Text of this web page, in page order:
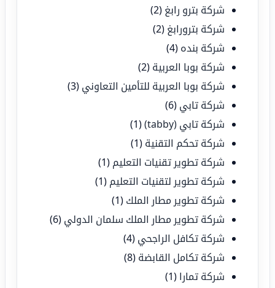
شركة بترو رابغ (2)
شركة بترورابغ (2)
شركة بنده (4)
شركة بوبا العربية (2)
شركة بوبا العربية للتأمين التعاوني (3)
شركة تابي (6)
شركة تابي (tabby)
(1)
شركة تحكم التقنية (1)
شركة تطوير تقنيات التعليم (1)
شركة تطوير لتقنيات التعليم (1)
شركة تطوير مطار الملك (1)
شركة تطوير مطار الملك سلمان الدولي (6)
شركة تكافل الراجحي (4)
شركة تكامل القابضة (8)
شركة تمارا (1)